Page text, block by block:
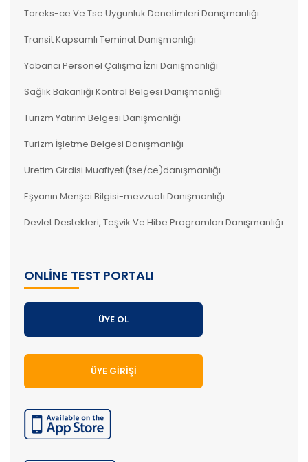
Tareks-ce Ve Tse Uygunluk Denetimleri Danışmanlığı
Transit Kapsamlı Teminat Danışmanlığı
Yabancı Personel Çalışma İzni Danışmanlığı
Sağlık Bakanlığı Kontrol Belgesi Danışmanlığı
Turizm Yatırım Belgesi Danışmanlığı
Turizm İşletme Belgesi Danışmanlığı
Üretim Girdisi Muafiyeti(tse/ce)danışmanlığı
Eşyanın Menşei Bilgisi-mevzuatı Danışmanlığı
Devlet Destekleri, Teşvik Ve Hibe Programları Danışmanlığı
ONLINE TEST PORTALI
ÜYE OL
ÜYE GIRIŞI